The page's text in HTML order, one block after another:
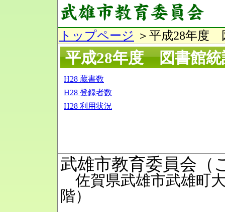
トップページ ＞平成28年度
平成28年度 図書館統
H28 蔵書数
H28 登録者数
H28 利用状況
武雄市教育委員会（
佐賀県武雄市武雄町
階）